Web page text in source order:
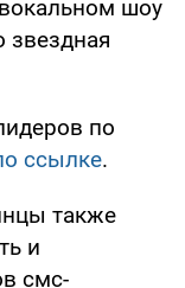
шоу
звездная
по
ссылке.
также
и
смс-